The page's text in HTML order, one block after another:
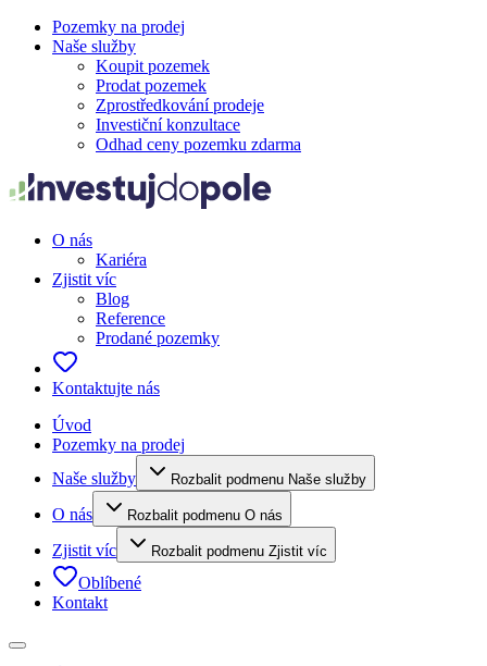
Pozemky na prodej
Naše služby
Koupit pozemek
Prodat pozemek
Zprostředkování prodeje
Investiční konzultace
Odhad ceny pozemku zdarma
O nás
Kariéra
Zjistit víc
Blog
Reference
Prodané pozemky
Kontaktujte nás
Úvod
Pozemky na prodej
Naše služby
Rozbalit podmenu Naše služby
O nás Rozbalit podmenu O nás
Zjistit víc Rozbalit podmenu Zjistit víc
Oblíbené
Kontakt